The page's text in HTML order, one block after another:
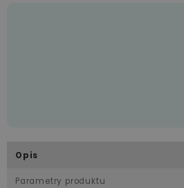
Opis
Parametry produktu